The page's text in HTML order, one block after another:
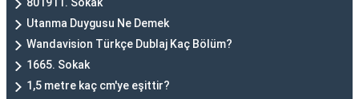
Utanma Duygusu Ne Demek
Wandavision Türkçe Dublaj Kaç Bölüm?
1665. Sokak
1,5 metre kaç cm'ye eşittir?